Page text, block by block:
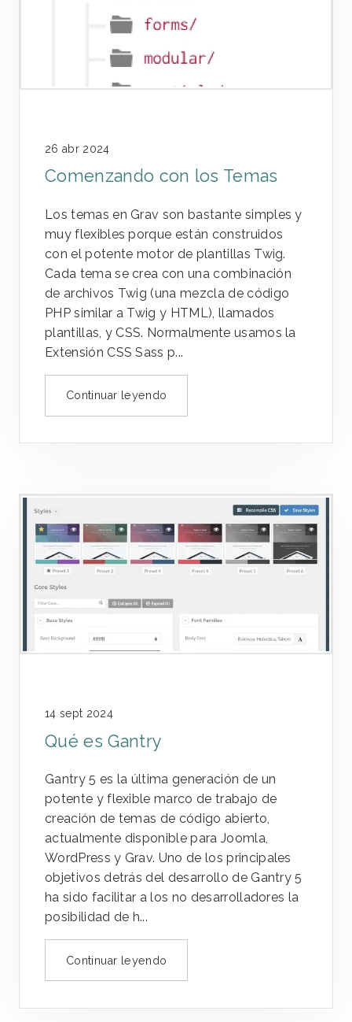
26 abr 2024
Comenzando con los Temas
Los temas en Grav son bastante simples y
muy flexibles porque están construidos
con el potente motor de plantillas Twig.
Cada tema se crea con una combinación
de archivos Twig (una mezcla de código
PHP similar a Twig y HTML), llamados
plantillas, y CSS. Normalmente usamos la
Extensión CSS Sass p...
Continuar leyendo
14 sept 2024
Qué es Gantry
Gantry 5 es la última generación de un
potente y flexible marco de trabajo de
creación de temas de código abierto,
actualmente disponible para Joomla,
WordPress y Grav. Uno de los principales
objetivos detrás del desarrollo de Gantry 5
ha sido facilitar a los no desarrolladores la
posibilidad de h...
Continuar leyendo